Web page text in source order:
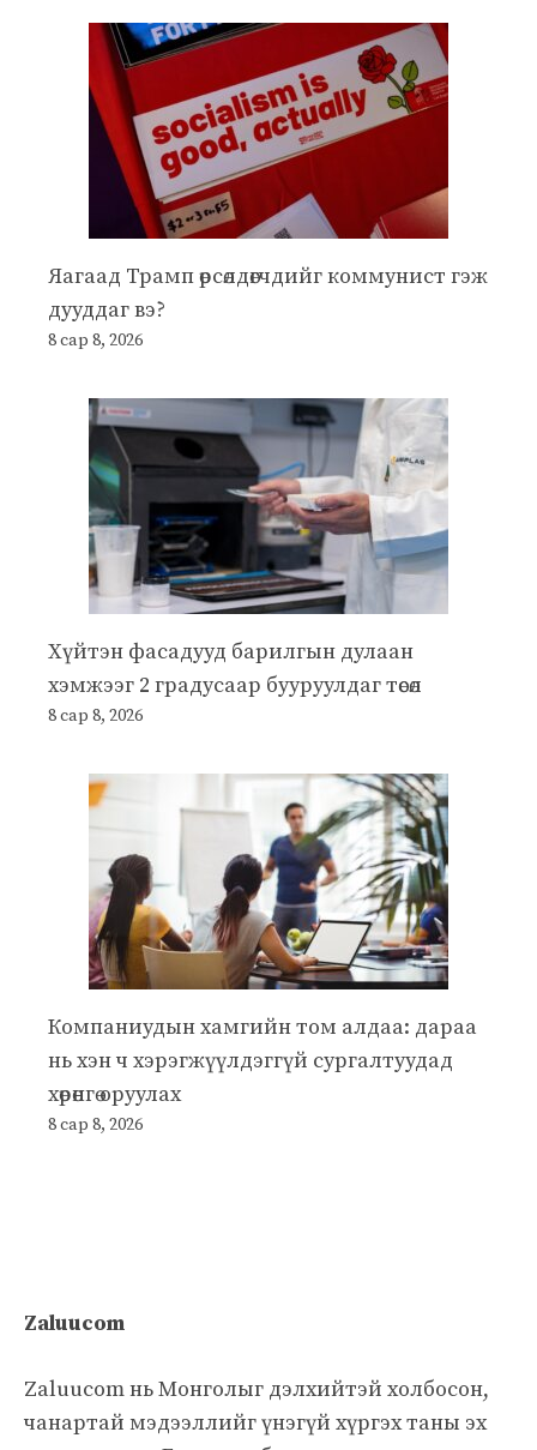
Яагаад Трамп өрсөлдөгчдийг коммунист гэж
дууддаг вэ?
8 сар 8, 2026
Хүйтэн фасадууд барилгын дулаан
хэмжээг 2 градусаар бууруулдаг төсөл
8 сар 8, 2026
Компаниудын хамгийн том алдаа: дараа
нь хэн ч хэрэгжүүлдэггүй сургалтуудад
хөрөнгө оруулах
8 сар 8, 2026
Zaluucom
Zaluucom нь Монголыг дэлхийтэй холбосон,
чанартай мэдээллийг үнэгүй хүргэх таны эх